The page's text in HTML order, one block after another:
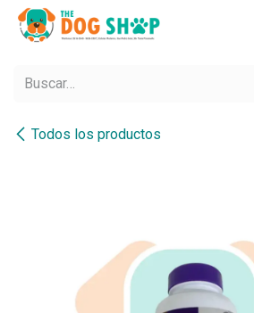
Ir al contenido
Todos los productos